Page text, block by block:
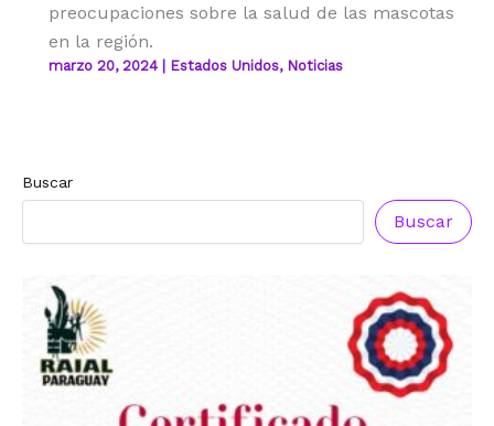
preocupaciones sobre la salud de las mascotas
en la región.
marzo 20, 2024 Estados Unidos, Noticias
Buscar
Buscar
Reconocimiento aRadio Tribuna Abierta
Reconocimiento aRadio Oñondivepa Paraguay